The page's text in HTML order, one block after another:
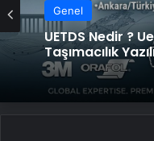
Genel
UETDS Nedir ?
Taşımacılık